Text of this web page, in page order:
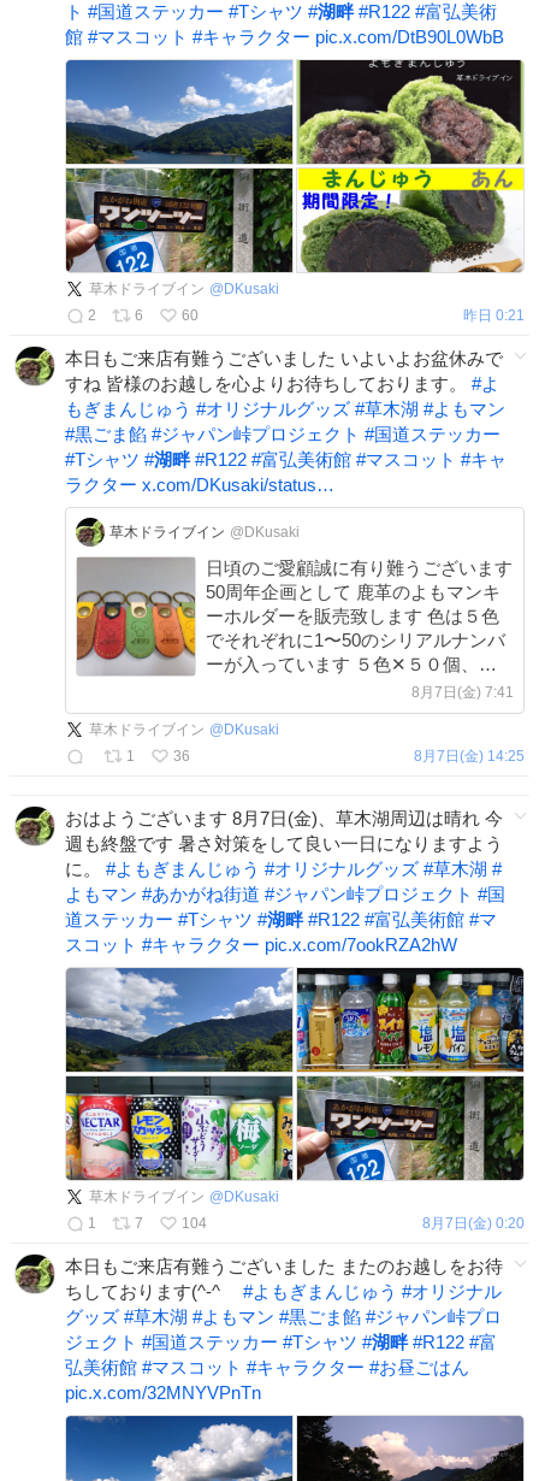
ト #国道ステッカー #Tシャツ #湖畔 #R122 #富弘美術
館 #マスコット #キャラクター pic.x.com/DtB90L0WbB
草木ドライブイン @ DKusaki
2
6 60 昨日 0:21
本日もご来店有難うございました いよいよお盆休みで
すね 皆様のお越しを心よりお待ちしております。 #よ
もぎまんじゅう #オリジナルグッズ #草木湖 #よもマン
#黒ごま餡 #ジャパン峠プロジェクト #国道ステッカー
#Tシャツ #湖畔 #R122 #富弘美術館 #マスコット #キャ
ラクター x.com/DKusaki/status…
草木ドライブイン @DKusaki
日頃のご愛顧誠に有り難うございます
50周年企画として 鹿革のよもマンキ
ーホルダーを販売致します 色は５色
でそれぞれに1〜50のシリアルナンバ
ーが入っています ５色✕５０個、合
計２５０個の限定販売です 今回は番
号は選べません、開封後のお楽しみ
8月7日(金) 7:41
草木ドライブイン @ DKusaki
1
36 8月7日(金) 14:25
おはようございます 8月7日(金)、草木湖周辺は晴れ 今
週も終盤です 暑さ対策をして良い一日になりますよう
に。 #よもぎまんじゅう #オリジナルグッズ #草木湖 #
よもマン #あかがね街道 #ジャパン峠プロジェクト #国
道ステッカー #Tシャツ #湖畔 #R122 #富弘美術館 #マ
スコット #キャラクター pic.x.com/7ookRZA2hW
草木ドライブイン @ DKusaki
1
7 104 8月7日(金) 0:20
本日もご来店有難うございました またのお越しをお待
ちしております(^-^ゞ #よもぎまんじゅう #オリジナル
グッズ #草木湖 #よもマン #黒ごま餡 #ジャパン峠プロ
ジェクト #国道ステッカー #Tシャツ #湖畔 #R122 #富
弘美術館 #マスコット #キャラクター #お昼ごはん
pic.x.com/32MNYVPnTn